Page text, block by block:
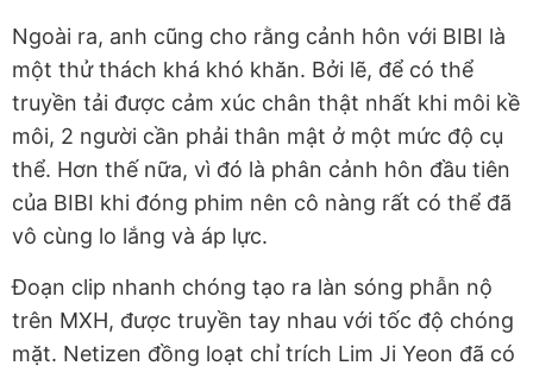
Ngoài ra, anh cũng cho rằng cảnh hôn với BIBI là
một thử thách khá khó khăn. Bởi lẽ, để có thể
truyền tải được cảm xúc chân thật nhất khi môi kề
môi, 2 người cần phải thân mật ở một mức độ cụ
thể. Hơn thế nữa, vì đó là phân cảnh hôn đầu tiên
của BIBI khi đóng phim nên cô nàng rất có thể đã
vô cùng lo lắng và áp lực.
Đoạn clip nhanh chóng tạo ra làn sóng phẫn nộ
trên MXH, được truyền tay nhau với tốc độ chóng
mặt. Netizen đồng loạt chỉ trích Lim Ji Yeon đã có